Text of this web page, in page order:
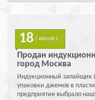
18/ июля г.
Продан
город Москва
Индукционный запайщик
упаковки джемов в
предприятие выбрало